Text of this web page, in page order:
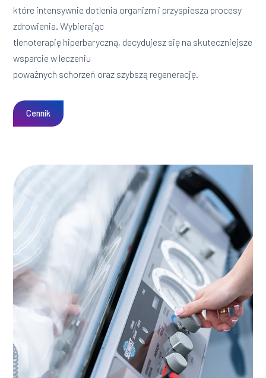
które intensywnie dotlenia organizm i przyspiesza procesy
zdrowienia. Wybierając
tlenoterapię hiperbaryczną, decydujesz się na skuteczniejsze
wsparcie w leczeniu
poważnych schorzeń oraz szybszą regenerację.
Cennik